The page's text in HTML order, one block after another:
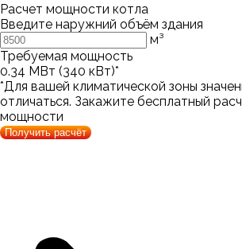
Расчет мощности котла
Введите наружний объём здания
м³
Требуемая мощность
0.34 МВт (340 кВт)*
*Для вашей климатической зоны
отличаться. Закажите бесплатный
мощности
Получить расчёт